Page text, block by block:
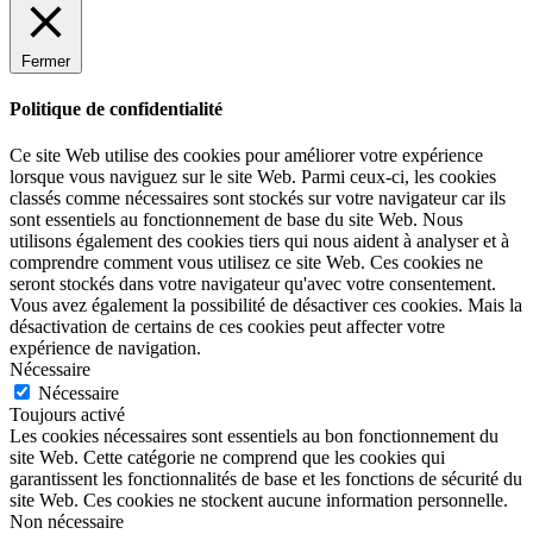
Fermer
Politique de confidentialité
Ce site Web utilise des cookies pour améliorer votre expérience
lorsque vous naviguez sur le site Web. Parmi ceux-ci, les cookies
classés comme nécessaires sont stockés sur votre navigateur car ils
sont essentiels au fonctionnement de base du site Web. Nous
utilisons également des cookies tiers qui nous aident à analyser et à
comprendre comment vous utilisez ce site Web. Ces cookies ne
seront stockés dans votre navigateur qu'avec votre consentement.
Vous avez également la possibilité de désactiver ces cookies. Mais la
désactivation de certains de ces cookies peut affecter votre
expérience de navigation.
Nécessaire
Nécessaire
Toujours activé
Les cookies nécessaires sont essentiels au bon fonctionnement du
site Web. Cette catégorie ne comprend que les cookies qui
garantissent les fonctionnalités de base et les fonctions de sécurité du
site Web. Ces cookies ne stockent aucune information personnelle.
Non nécessaire